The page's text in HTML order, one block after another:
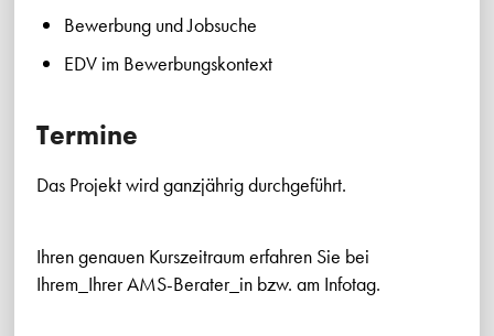
Bewerbung und Jobsuche
EDV im Bewerbungskontext
Termine
Das Projekt wird ganzjährig durchgeführt.
Ihren genauen Kurszeitraum erfahren Sie bei
Ihrem_Ihrer AMS-Berater_in bzw. am Infotag.